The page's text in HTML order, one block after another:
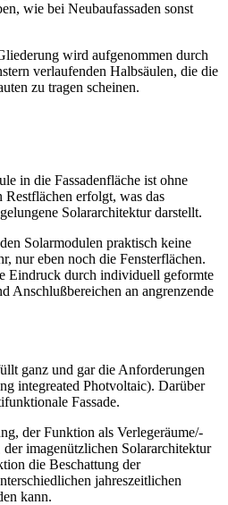
wie bei Neubaufassaden sonst
wird aufgenommen durch
verlaufenden Halbsäulen, die die
zu tragen scheinen.
in die Fassadenfläche ist ohne
erfolgt, was das
Solararchitektur darstellt.
Solarmodulen praktisch keine
nur eben noch die Fensterflächen.
Eindruck durch individuell geformte
Anschlußbereichen an angrenzende
ganz und gar die Anforderungen
integreated Photvoltaic). Darüber
Fassade.
der Funktion als Verlegeräume/-
imagenützlichen Solararchitektur
die Beschattung der
jahreszeitlichen
kann.